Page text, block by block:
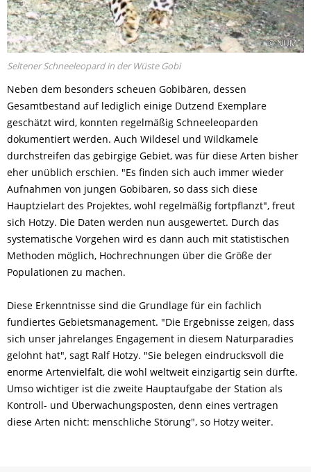
© NUM
Seltener Schneeleopard in der Wüste Gobi
Neben dem besonders scheuen Gobibären, dessen
Gesamtbestand auf lediglich einige Dutzend Exemplare
geschätzt wird, konnten regelmäßig Schneeleoparden
dokumentiert werden. Auch Wildesel und Wildkamele
durchstreifen das gebirgige Gebiet, was für diese Arten bisher
eher unüblich erschien. "Es finden sich auch immer wieder
Aufnahmen von jungen Gobibären, so dass sich diese
Hauptzielart des Projektes, wohl regelmäßig fortpflanzt", freut
sich Hotzy. Die Daten werden nun ausgewertet. Durch das
systematische Vorgehen wird es dann auch mit statistischen
Methoden möglich, Hochrechnungen über die Größe der
Populationen zu machen.
Diese Erkenntnisse sind die Grundlage für ein fachlich
fundiertes Gebietsmanagement. "Die Ergebnisse zeigen, dass
sich unser jahrelanges Engagement in diesem Naturparadies
gelohnt hat", sagt Ralf Hotzy. "Sie belegen eindrucksvoll die
enorme Artenvielfalt, die wohl weltweit einzigartig sein dürfte.
Umso wichtiger ist die zweite Hauptaufgabe der Station als
Kontroll- und Überwachungsposten, denn eines vertragen
diese Arten nicht: menschliche Störung", so Hotzy weiter.